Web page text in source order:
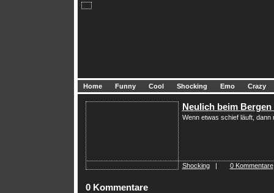
Home Funny Cool Shocking Emo Crazy
Neulich beim Bergen
Wenn etwas schief läuft, dann
Shocking| 0 Kommentare
0 Kommentare